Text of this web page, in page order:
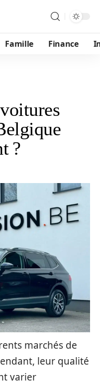
Famille Finance
?
marchés de
leur qualité
varier